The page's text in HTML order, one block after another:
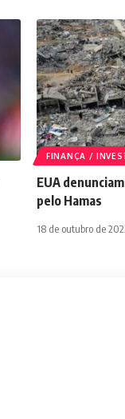
FINANÇA /
EUA
pelo Hamas
18 de outubro de